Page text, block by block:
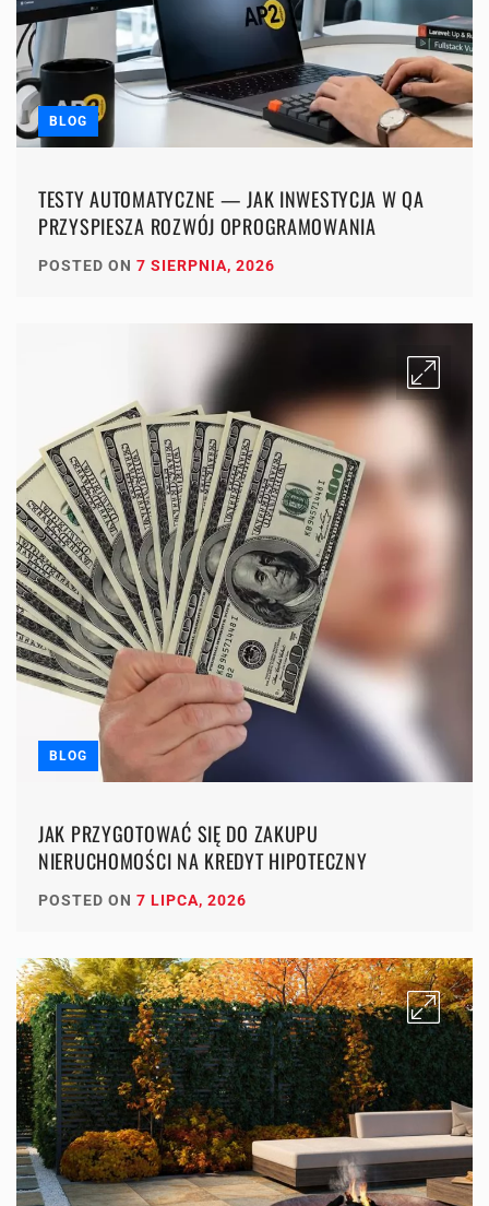
BLOG
TESTY AUTOMATYCZNE — JAK INWESTYCJA W QA
PRZYSPIESZA ROZWÓJ OPROGRAMOWANIA
POSTED ON 7 SIERPNIA, 2026
BLOG
JAK PRZYGOTOWAĆ SIĘ DO ZAKUPU
NIERUCHOMOŚCI NA KREDYT HIPOTECZNY
POSTED ON 7 LIPCA, 2026